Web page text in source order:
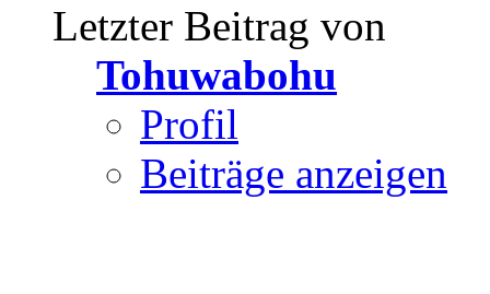
Letzter Beitrag von
Tohuwabohu
Profil
Beiträge anzeigen